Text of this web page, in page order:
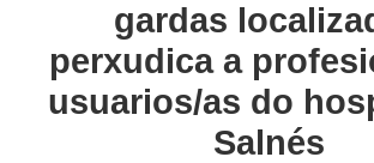
gardas
perxudica a
usuarios/as do
Salnés